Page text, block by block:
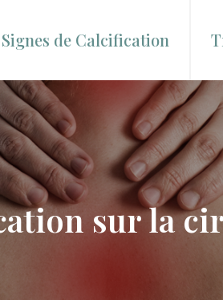
Signes de Calcification
sur la